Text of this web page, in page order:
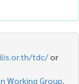
tdc/or
Working Group